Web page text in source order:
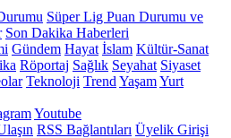
Süper Lig Puan Durumu ve
Son Dakika Haberleri
Gündem Hayat İslam Kültür-Sanat
Röportaj Sağlık Seyahat Siyaset
Teknoloji Trend YaşamYurt
Youtube
RSS Bağlantıları Üyelik Girişi